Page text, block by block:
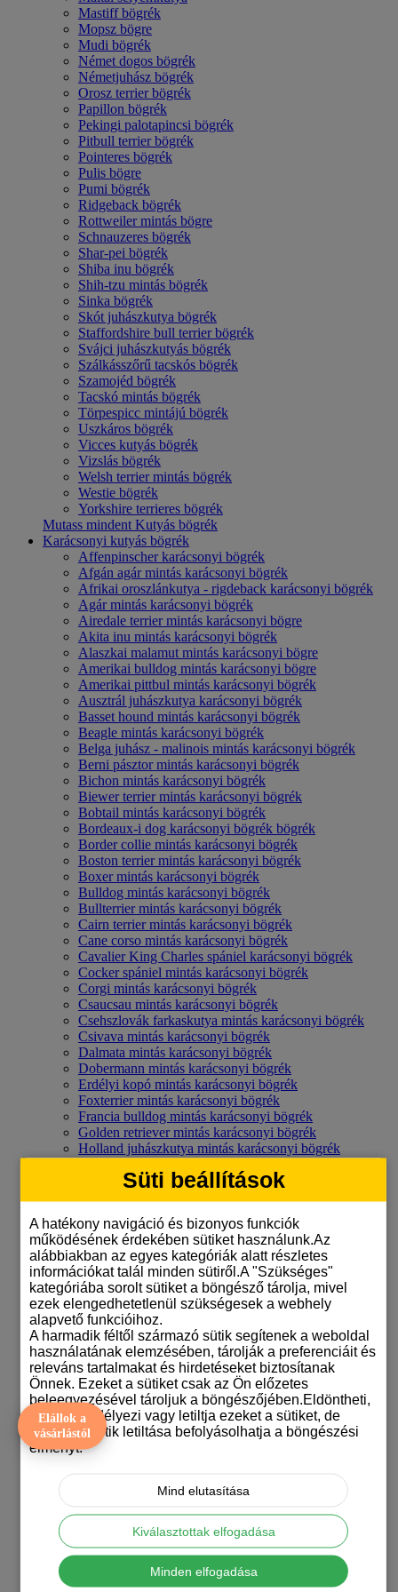
Mastiff bögrék
Mopsz bögre
Mudi bögrék
Német dogos bögrék
Németjuhász bögrék
Orosz terrier bögrék
Papillon bögrék
Pekingi palotapincsi bögrék
Pitbull terrier bögrék
Pointeres bögrék
Pulis bögre
Pumi bögrék
Ridgeback bögrék
Rottweiler mintás bögre
Schnauzeres bögrék
Shar-pei bögrék
Shiba inu bögrék
Shih-tzu mintás bögrék
Sinka bögrék
Skót juhászkutya bögrék
Staffordshire bull terrier bögrék
Svájci juhászkutyás bögrék
Szálkásszőrű tacskós bögrék
Szamojéd bögrék
Tacskó mintás bögrék
Törpespicc mintájú bögrék
Uszkáros bögrék
Vicces kutyás bögrék
Vizslás bögrék
Welsh terrier mintás bögrék
Westie bögrék
Yorkshire terrieres bögrék
Mutass mindent Kutyás bögrék
Karácsonyi kutyás bögrék
Affenpinscher karácsonyi bögrék
Afgán agár mintás karácsonyi bögrék
Afrikai oroszlánkutya - rigdeback karácsonyi bögrék
Agár mintás karácsonyi bögrék
Airedale terrier mintás karácsonyi bögre
Akita inu mintás karácsonyi bögrék
Alaszkai malamut mintás karácsonyi bögre
Amerikai bulldog mintás karácsonyi bögre
Amerikai pittbul mintás karácsonyi bögrék
Ausztrál juhászkutya karácsonyi bögrék
Basset hound mintás karácsonyi bögrék
Beagle mintás karácsonyi bögrék
Belga juhász - malinois mintás karácsonyi bögrék
Berni pásztor mintás karácsonyi bögrék
Bichon mintás karácsonyi bögrék
Biewer terrier mintás karácsonyi bögrék
Bobtail mintás karácsonyi bögrék
Bordeaux-i dog karácsonyi bögrék bögrék
Border collie mintás karácsonyi bögrék
Boston terrier mintás karácsonyi bögrék
Boxer mintás karácsonyi bögrék
Bulldog mintás karácsonyi bögrék
Bullterrier mintás karácsonyi bögrék
Cairn terrier mintás karácsonyi bögrék
Cane corso mintás karácsonyi bögrék
Cavalier King Charles spániel karácsonyi bögrék
Cocker spániel mintás karácsonyi bögrék
Corgi mintás karácsonyi bögrék
Csaucsau mintás karácsonyi bögrék
Csehszlovák farkaskutya mintás karácsonyi bögrék
Csivava mintás karácsonyi bögrék
Dalmata mintás karácsonyi bögrék
Dobermann mintás karácsonyi bögrék
Erdélyi kopó mintás karácsonyi bögrék
Foxterrier mintás karácsonyi bögrék
Francia bulldog mintás karácsonyi bögrék
Golden retriever mintás karácsonyi bögrék
Holland juhászkutya mintás karácsonyi bögrék
Ír szetter mintás karácsonyi bögrék
Kuvasz mintás karácsonyi bögrék
Labradoros karácsonyi bögrék
Leonbergi mintás karácsonyi bögrék
Máltai selyemkutya mintás karácsonyi bögrék
Masztiff mintás karácsonyi bögrék
Mopsz mintás karácsonyi bögre
Német dogos karácsonyi bögrék
Németjuhász mintás karácsonyi bögrék
Ordas színű németjuhász karácsonyi mintás bögre
Orosz terrier mintás karácsonyi bögrék
Papillon mintás karácsonyi bögrék
Pekingi palotapincsi mintás karácsonyi bögrék
Pitbull terrieres karácsonyi bögrék
Pointer mintás karácsonyi bögrék
Puli mintás karácsonyi bögrék
Schnauzeres karácsonyi bögrék
Shar pei karácsonyi bögrék
Shiba inu karácsonyi bögrék
Shih-tzu mintás karácsonyi bögrék
Skót juhászkutya mintás karácsonyi bögrék
Staffordshire bullterrier mintás karácsonyi bögrék
Svájci juhászkutyás karácsonyi bögrék
Elállok a
vásárlástól
Süti beállítások
A hatékony navigáció és bizonyos funkciók
működésének érdekében sütiket használunk.Az
alábbiakban az egyes kategóriák alatt részletes
információkat talál minden sütiről.A "Szükséges"
kategóriába sorolt sütiket a böngésző tárolja, mivel
ezek elengedhetetlenül szükségesek a webhely
alapvető funkcióihoz.
A harmadik féltől származó sütik segítenek a weboldal
használatának elemzésében, tárolják a preferenciáit és
releváns tartalmakat és hirdetéseket biztosítanak
Önnek. Ezeket a sütiket csak az Ön előzetes
beleegyezésével tároljuk a böngészőjében.Eldöntheti,
hogy engedélyezi vagy letiltja ezeket a sütiket, de
bizonyos sütik letiltása befolyásolhatja a böngészési
élményt.
Mind elutasítása
Kiválasztottak elfogadása
Minden elfogadása